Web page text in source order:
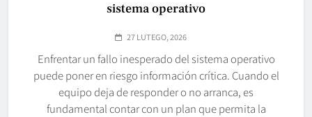
sistema operativo
27 LUTEGO, 2026
Enfrentar un fallo inesperado del sistema operativo
puede poner en riesgo información crítica. Cuando el
equipo deja de responder o no arranca, es
fundamental contar con un plan que permita la